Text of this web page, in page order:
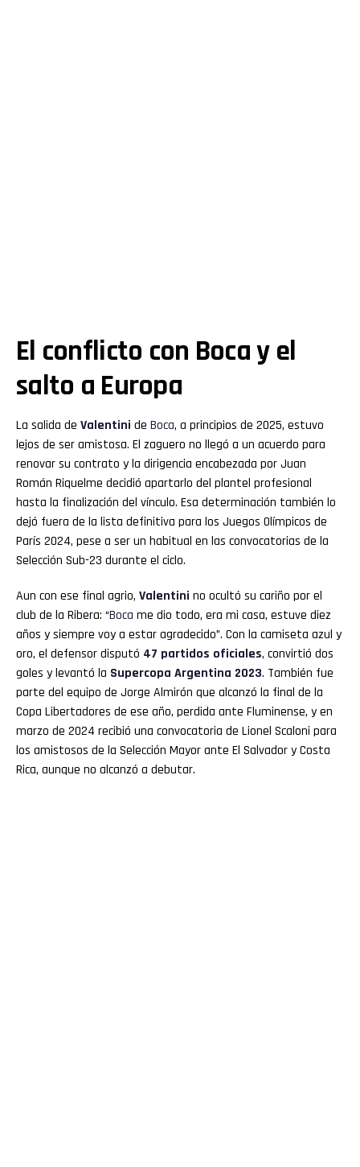
El conflicto con Boca y el
salto a Europa
La salida de Valentini de Boca, a principios de 2025, estuvo
lejos de ser amistosa. El zaguero no llegó a un acuerdo para
renovar su contrato y la dirigencia encabezada por Juan
Román Riquelme decidió apartarlo del plantel profesional
hasta la finalización del vínculo. Esa determinación también lo
dejó fuera de la lista definitiva para los Juegos Olímpicos de
París 2024, pese a ser un habitual en las convocatorias de la
Selección Sub-23 durante el ciclo.
Aun con ese final agrio, Valentini no ocultó su cariño por el
club de la Ribera: “Boca me dio todo, era mi casa, estuve diez
años y siempre voy a estar agradecido”. Con la camiseta azul y
oro, el defensor disputó 47 partidos oficiales, convirtió dos
goles y levantó la Supercopa Argentina 2023. También fue
parte del equipo de Jorge Almirón que alcanzó la final de la
Copa Libertadores de ese año, perdida ante Fluminense, y en
marzo de 2024 recibió una convocatoria de Lionel Scaloni para
los amistosos de la Selección Mayor ante El Salvador y Costa
Rica, aunque no alcanzó a debutar.